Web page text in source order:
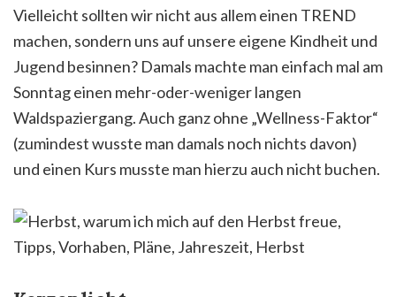
Vielleicht sollten wir nicht aus allem einen TREND
machen, sondern uns auf unsere eigene Kindheit und
Jugend besinnen? Damals machte man einfach mal am
Sonntag einen mehr-oder-weniger langen
Waldspaziergang. Auch ganz ohne „Wellness-Faktor“
(zumindest wusste man damals noch nichts davon)
und einen Kurs musste man hierzu auch nicht buchen.